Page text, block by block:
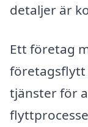
detaljer är
Ett företag
företagsflytt
tjänster för